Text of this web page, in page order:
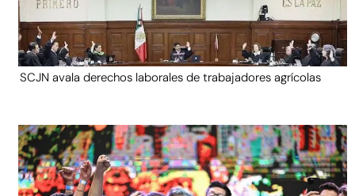
SCJN avala derechos laborales de trabajadores agrícolas